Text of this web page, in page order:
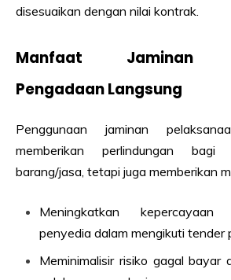
disesuaikan dengan nilai kontrak.
Manfaat Jaminan
Pengadaan Langsung
Penggunaan jaminan
memberikan perlindungan bagi
barang/jasa, tetapi juga memberikan
Meningkatkan
penyedia dalam mengikuti tender
Meminimalisir risiko gagal bayar